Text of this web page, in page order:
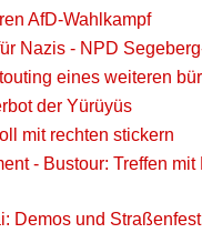
AfD-Wahlkampf
Nazis - NPD
eines weiteren
der Yürüyüs
mit rechten stickern
- Bustour: Treffen
Demos und Straßenfest